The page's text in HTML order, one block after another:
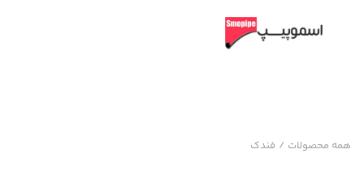
همه محصولات / فندک